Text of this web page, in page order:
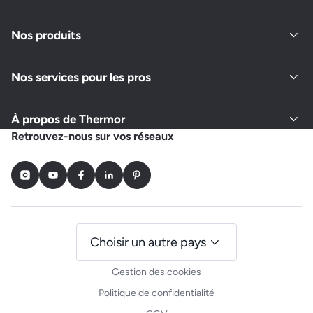
Nos produits
Nos services pour les pros
À propos de Thermor
Retrouvez-nous sur vos réseaux
InstagramYoutubeFacebookLinkedInPinterest
Gestion des cookies
Politique de confidentialité
Choisir un autre pays